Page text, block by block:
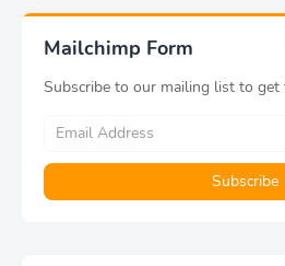
Mailchimp Form
Subscribe to our mailing list to get